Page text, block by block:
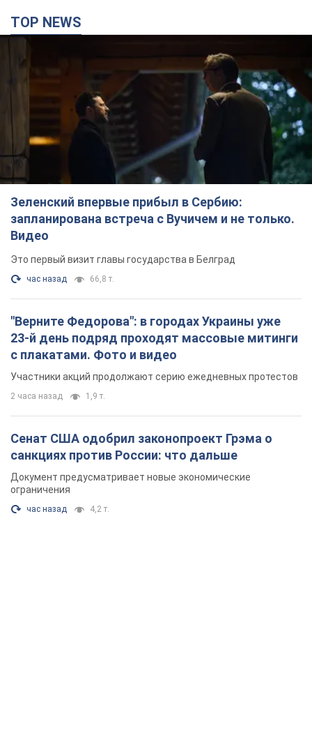
TOP NEWS
Зеленский впервые прибыл в Сербию:
запланирована встреча с Вучичем и не только.
Видео
Это первый визит главы государства в Белград
час назад 66,8 т.
"Верните Федорова": в городах Украины уже
23-й день подряд проходят массовые митинги
с плакатами. Фото и видео
Участники акций продолжают серию ежедневных протестов
2 часа назад 1,9 т.
Сенат США одобрил законопроект Грэма о
санкциях против России: что дальше
Документ предусматривает новые экономические
ограничения
час назад 4,2 т.